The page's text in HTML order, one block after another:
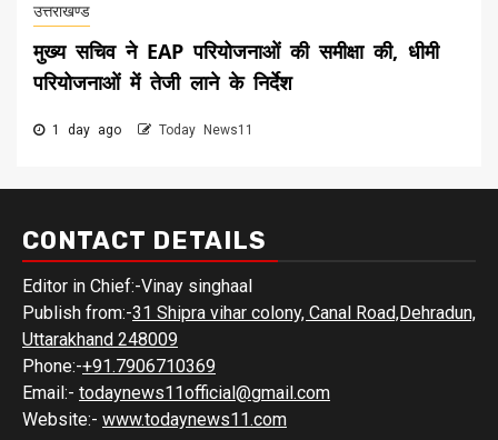
उत्तराखण्ड
मुख्य सचिव ने EAP परियोजनाओं की समीक्षा की, धीमी
परियोजनाओं में तेजी लाने के निर्देश
1 day ago Today News11
CONTACT DETAILS
Editor in Chief:-Vinay singhaal
Publish from:-31 Shipra vihar colony, Canal Road,Dehradun,
Uttarakhand 248009
Phone:-+91.7906710369
Email:- todaynews11official@gmail.com
Website:- www.todaynews11.com